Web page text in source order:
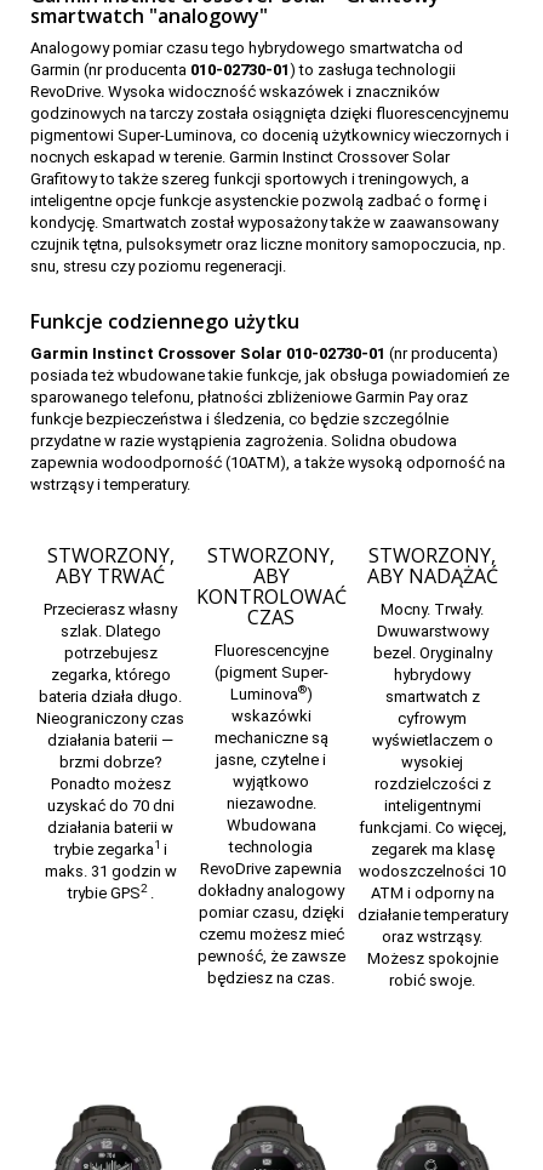
smartwatch "analogowy"
Analogowy pomiar czasu tego hybrydowego smartwatcha od
Garmin (nr producenta 010-02730-01) to zasługa technologii
RevoDrive. Wysoka widoczność wskazówek i znaczników
godzinowych na tarczy została osiągnięta dzięki fluorescencyjnemu
pigmentowi Super-Luminova, co docenią użytkownicy wieczornych i
nocnych eskapad w terenie. Garmin Instinct Crossover Solar
Grafitowy to także szereg funkcji sportowych i treningowych, a
inteligentne opcje funkcje asystenckie pozwolą zadbać o formę i
kondycję. Smartwatch został wyposażony także w zaawansowany
czujnik tętna, pulsoksymetr oraz liczne monitory samopoczucia, np.
snu, stresu czy poziomu regeneracji.
Funkcje codziennego użytku
Garmin Instinct Crossover Solar 010-02730-01 (nr producenta)
posiada też wbudowane takie funkcje, jak obsługa powiadomień ze
sparowanego telefonu, płatności zbliżeniowe Garmin Pay oraz
funkcje bezpieczeństwa i śledzenia, co będzie szczególnie
przydatne w razie wystąpienia zagrożenia. Solidna obudowa
zapewnia wodoodporność (10ATM), a także wysoką odporność na
wstrząsy i temperatury.
STWORZONY,
ABY TRWAĆ
Przecierasz własny
szlak. Dlatego
potrzebujesz
zegarka, którego
bateria działa długo.
Nieograniczony czas
działania baterii —
brzmi dobrze?
Ponadto możesz
uzyskać do 70 dni
działania baterii w
trybie zegarka1 i
maks. 31 godzin w
trybie GPS2.
STWORZONY,
ABY
KONTROLOWAĆ
CZAS
Fluorescencyjne
(pigment Super-
Luminova®)
wskazówki
mechaniczne są
jasne, czytelne i
wyjątkowo
niezawodne.
Wbudowana
technologia
RevoDrive zapewnia
dokładny analogowy
pomiar czasu, dzięki
czemu możesz mieć
pewność, że zawsze
będziesz na czas.
STWORZONY,
ABY NADĄŻAĆ
Mocny. Trwały.
Dwuwarstwowy
bezel. Oryginalny
hybrydowy
smartwatch z
cyfrowym
wyświetlaczem o
wysokiej
rozdzielczości z
inteligentnymi
funkcjami. Co więcej,
zegarek ma klasę
wodoszczelności 10
ATM i odporny na
działanie temperatury
oraz wstrząsy.
Możesz spokojnie
robić swoje.
135